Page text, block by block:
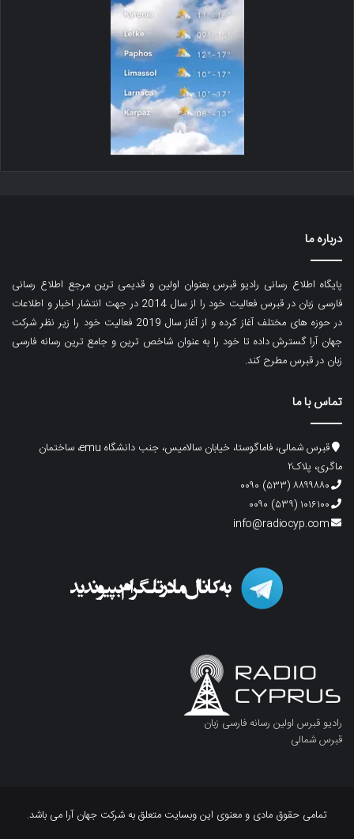
درباره ما
پایگاه اطلاع رسانی رادیو قبرس بعنوان اولین و قدیمی ترین مرجع اطلاع رسانی
فارسی زبان در قبرس فعالیت خود را از سال 2014 در جهت انتشار اخبار و اطلاعات
در حوزه های مختلف آغاز کرده و از آغاز سال 2019 فعالیت خود را زیر نظر شرکت
جهان آرا گسترش داده تا خود را به عنوان شاخص ترین و جامع ترین رسانه فارسی
زبان در قبرس مطرح کند.
تماس با ما
قبرس شمالی، فاماگوستا، خیابان سالامیس، جنب دانشگاه emu، ساختمان
ماگری، پلاک۲
۸۸۹۹۸۸۰ (۵۳۳) ۰۰۹۰
۱۰۱۶۱۰۰ (۵۳۹) ۰۰۹۰
info@radiocyp.com
رادیو قبرس اولین رسانه فارسی زبان
قبرس شمالی
تمامی حقوق مادی و معنوی این وبسایت متعلق به شرکت جهان آرا می باشد.